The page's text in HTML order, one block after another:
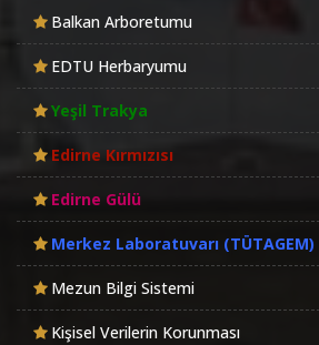
Balkan Arboretumu
EDTU Herbaryumu
Yeşil Trakya
Edirne Kırmızısı
Edirne Gülü
Merkez Laboratuvarı (TÜTAGEM)
Mezun Bilgi Sistemi
Kişisel Verilerin Korunması